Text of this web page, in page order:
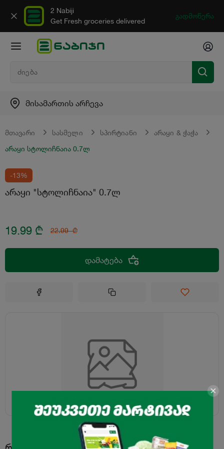
2 Nabiji
Get Fresh groceries delivered
გადმოწერა
მისამართის არჩევა
მთავარი სასმელი სპირტიანი
არაყი & ჭაჭა
არაყი სტოლიჩნაია 0.7ლ
-13%
არაყი "სტოლიჩნაია" 0.7ლ
19.99 ₾ 22.99 ₾
დამატება